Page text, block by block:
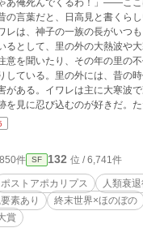
ゃあ俺死んでくるわ！」――こ
の言葉だと、日高見と書くら
レは、神子の一族の長がいつ
るとして、里の外の大熱波や
意を聞いたり、その年の里の
している。里の外には、昔の
がある。イワレは主に大寒波
を見に忍び込むのが好きだ。
人間は18歳になると一部の例
神子の一族が不思議な力で新た
れが常識だ。その日も普通に
神子一族の子どもであるカヨ
（庶民は弥生、一部は平安頃
エンドです（世界観が世界観で
いですが、個人的にはハッピー
件 SF 132 位 / 6,741件
ポストアポカリプス 人類衰退
素あり
終末世界×ほのぼの
賞